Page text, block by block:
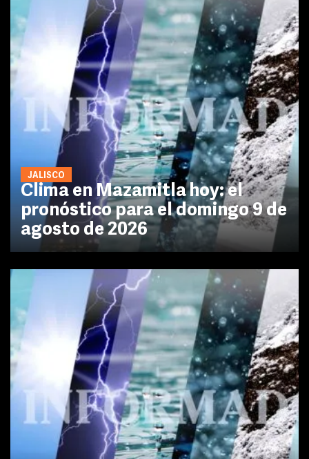
JALISCO
Clima en Mazamitla hoy: el
pronóstico para el domingo 9 de
agosto de 2026